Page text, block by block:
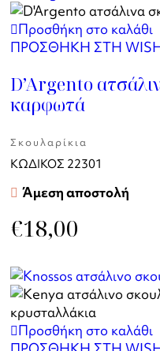
Προσθήκη στο καλάθι
ΠΡΟΣΘΗΚΗ ΣΤΗ
D’Argento
καρφωτά
Σκουλαρίκια
ΚΩΔΙΚΟΣ 22301
Άμεση αποστολή
€18,00
Προσθήκη στο καλάθι